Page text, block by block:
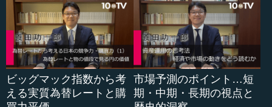
かるだろう」とエリートに言われた瞬間に、「分かりませ
ん」と言える人は少ない。「分かりません」というのは、
「聞く気がありません」と同じだと思われてしまうかもし
れないからです。つまり、ひとつのことを共通認識として
持って協働していきたい場合に、結果から話す人と出発点
から始めたい人がいて、両者は互いの人生観（価値観）が
違うため簡単には折り合わないということです。
ビッグマック指数から考
える実質為替レートと購
市場予測のポイント…短
期・中期・長期の視点と